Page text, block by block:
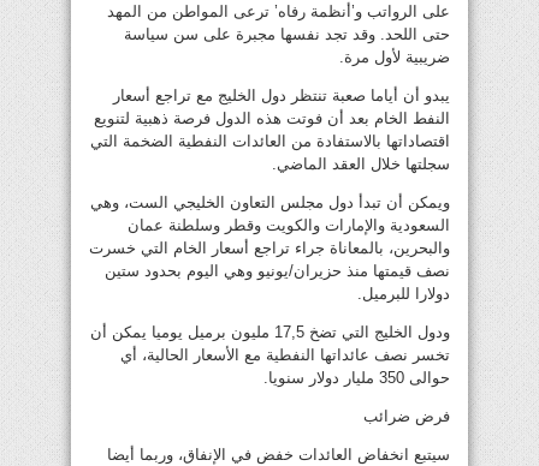
على الرواتب و’أنظمة رفاه’ ترعى المواطن من المهد
حتى اللحد. وقد تجد نفسها مجبرة على سن سياسة
ضريبية لأول مرة.
يبدو أن أياما صعبة تنتظر دول الخليج مع تراجع أسعار
النفط الخام بعد أن فوتت هذه الدول فرصة ذهبية لتنويع
اقتصاداتها بالاستفادة من العائدات النفطية الضخمة التي
سجلتها خلال العقد الماضي.
ويمكن أن تبدأ دول مجلس التعاون الخليجي الست، وهي
السعودية والإمارات والكويت وقطر وسلطنة عمان
والبحرين، بالمعاناة جراء تراجع أسعار الخام التي خسرت
نصف قيمتها منذ حزيران/يونيو وهي اليوم بحدود ستين
دولارا للبرميل.
ودول الخليج التي تضخ 17,5 مليون برميل يوميا يمكن أن
تخسر نصف عائداتها النفطية مع الأسعار الحالية، أي
حوالى 350 مليار دولار سنويا.
فرض ضرائب
سيتبع انخفاض العائدات خفض في الإنفاق، وربما أيضا